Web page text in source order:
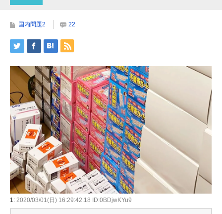
国内問題2 22
1: 2020/03/01(日) 16:29:42.18 ID:0BDjwKYu9